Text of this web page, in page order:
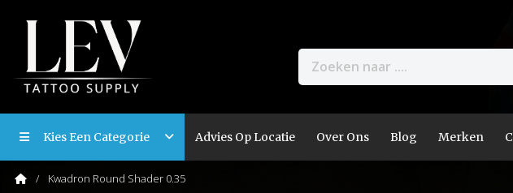
Kies Een Categorie Advies Op Locatie Over Ons Blog Merken
Kwadron Round Shader 0.35